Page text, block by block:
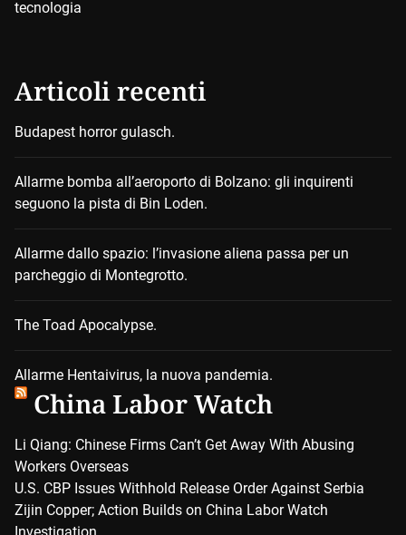
tecnologia
Articoli recenti
Budapest horror gulasch.
Allarme bomba all’aeroporto di Bolzano: gli inquirenti
seguono la pista di Bin Loden.
Allarme dallo spazio: l’invasione aliena passa per un
parcheggio di Montegrotto.
The Toad Apocalypse.
Allarme Hentaivirus, la nuova pandemia.
China Labor Watch
Li Qiang: Chinese Firms Can’t Get Away With Abusing
Workers Overseas
U.S. CBP Issues Withhold Release Order Against Serbia
Zijin Copper; Action Builds on China Labor Watch
Investigation